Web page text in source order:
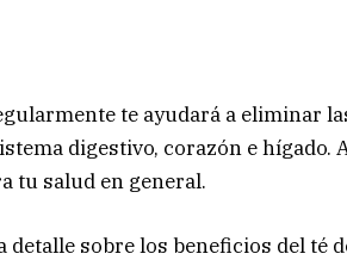
te ayudará a eliminar
digestivo, corazón e hígado.
tu salud en general.
sobre los beneficios del té